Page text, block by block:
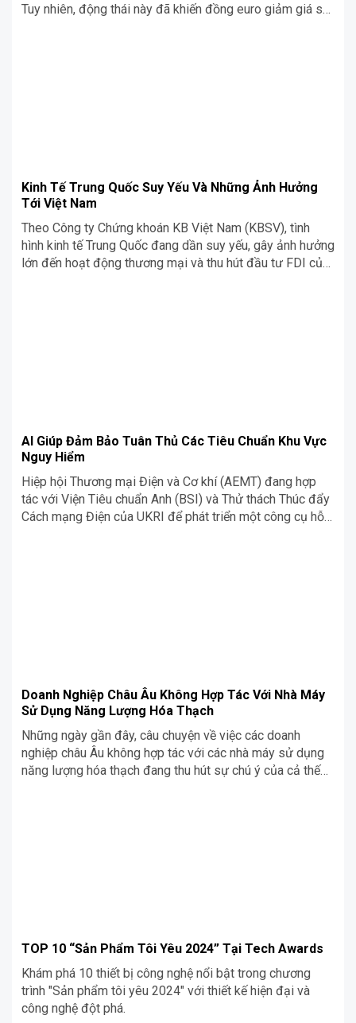
Tuy nhiên, động thái này đã khiến đồng euro giảm giá so
Kinh Tế Trung Quốc Suy Yếu Và Những Ảnh Hưởng
Tới Việt Nam
Theo Công ty Chứng khoán KB Việt Nam (KBSV), tình
hình kinh tế Trung Quốc đang dần suy yếu, gây ảnh hưởng
lớn đến hoạt động thương mại và thu hút đầu tư FDI của
AI Giúp Đảm Bảo Tuân Thủ Các Tiêu Chuẩn Khu Vực
Nguy Hiểm
Hiệp hội Thương mại Điện và Cơ khí (AEMT) đang hợp
tác với Viện Tiêu chuẩn Anh (BSI) và Thử thách Thúc đẩy
Cách mạng Điện của UKRI để phát triển một công cụ hỗ
Doanh Nghiệp Châu Âu Không Hợp Tác Với Nhà Máy
Sử Dụng Năng Lượng Hóa Thạch
Những ngày gần đây, câu chuyện về việc các doanh
nghiệp châu Âu không hợp tác với các nhà máy sử dụng
năng lượng hóa thạch đang thu hút sự chú ý của cả thế
TOP 10 “Sản Phẩm Tôi Yêu 2024” Tại Tech Awards
Khám phá 10 thiết bị công nghệ nổi bật trong chương
trình "Sản phẩm tôi yêu 2024" với thiết kế hiện đại và
công nghệ đột phá.